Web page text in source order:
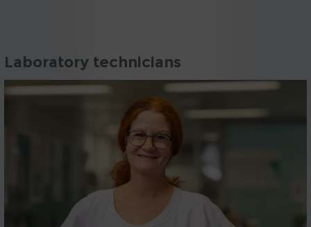
Laboratory technicians